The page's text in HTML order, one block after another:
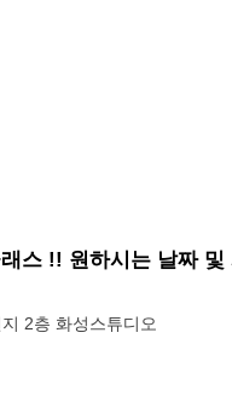
스 !! 원하시는 날짜
2층 화성스튜디오